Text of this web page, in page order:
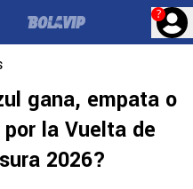
?
gana, empata o
la Vuelta de
2026?